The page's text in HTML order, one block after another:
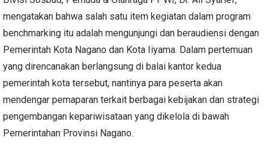
mengatakan bahwa salah satu item kegiatan dalam program
benchmarking itu adalah mengunjungi dan beraudiensi dengan
Pemerintah Kota Nagano dan Kota Iiyama. Dalam pertemuan
yang direncanakan berlangsung di balai kantor kedua
pemerintah kota tersebut, nantinya para peserta akan
mendengar pemaparan terkait berbagai kebijakan dan strategi
pengembangan kepariwisataan yang dikelola di bawah
Pemerintahan Provinsi Nagano.